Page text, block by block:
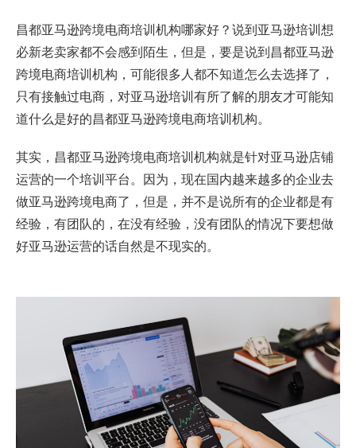
昌都亚马逊跨境电商培训机构哪家好？说到亚马逊培训想
必新老卖家都不会感到陌生，但是，要是说到昌都亚马逊
跨境电商培训机构，可能很多人都不知道怎么去选择了，
只有接触过电商，对亚马逊培训有所了解的朋友才可能知
道什么是好的昌都亚马逊跨境电商培训机构。
其实，昌都亚马逊跨境电商培训机构就是针对亚马逊店铺
运营的一个培训平台。因为，现在国内越来越多的企业去
做亚马逊跨境电商了，但是，并不是说所有的企业都是有
经验，有团队的，在没有经验，没有团队的情况下要想做
好亚马逊运营的话自然是不现实的。